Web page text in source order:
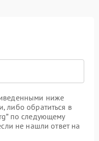
ниже
либо обратиться в
по следующему
не нашли ответ на